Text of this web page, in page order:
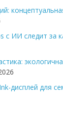
с ИИ следит за
дисплей для